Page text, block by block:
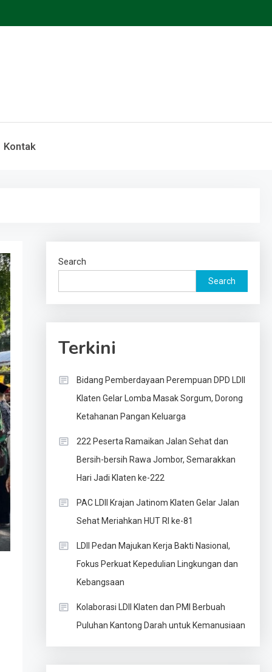
Kontak
Search
Search
Terkini
Bidang Pemberdayaan Perempuan DPD LDII
Klaten Gelar Lomba Masak Sorgum, Dorong
Ketahanan Pangan Keluarga
222 Peserta Ramaikan Jalan Sehat dan
Bersih-bersih Rawa Jombor, Semarakkan
Hari Jadi Klaten ke-222
PAC LDII Krajan Jatinom Klaten Gelar Jalan
Sehat Meriahkan HUT RI ke-81
LDII Pedan Majukan Kerja Bakti Nasional,
Fokus Perkuat Kepedulian Lingkungan dan
Kebangsaan
Kolaborasi LDII Klaten dan PMI Berbuah
Puluhan Kantong Darah untuk Kemanusiaan